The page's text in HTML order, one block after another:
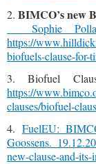
2.BIMCO’s new
Sophie
https://
biofuels-clause-for-
3. Biofuel
https://
clauses/biofuel-
4. FuelEU:
Goossens.
new-clause-and-